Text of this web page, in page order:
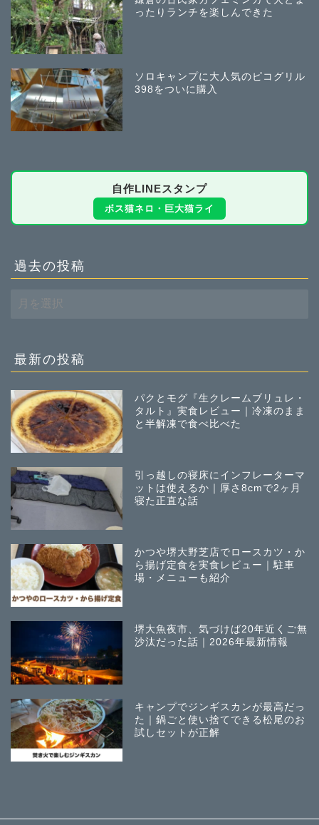
ったりランチを楽しんできた
ソロキャンプに大人気のピコグリル
398をついに購入
自作LINEスタンプ
ボス猫ネロ・巨大猫ライ
過去の投稿
去
稿
最新の投稿
パクとモグ『生クレームブリュレ・
タルト』実食レビュー｜冷凍のまま
と半解凍で食べ比べた
引っ越しの寝床にインフレーターマ
ットは使えるか｜厚さ8cmで2ヶ月
寝た正直な話
かつや堺大野芝店でロースカツ・か
ら揚げ定食を実食レビュー｜駐車
場・メニューも紹介
堺大魚夜市、気づけば20年近くご無
沙汰だった話｜2026年最新情報
キャンプでジンギスカンが最高だっ
た｜鍋ごと使い捨てできる松尾のお
試しセットが正解